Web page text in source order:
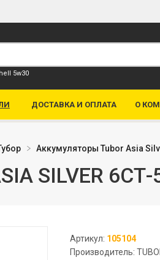
5w30
ДОСТАВКА И ОПЛАТА О
Аккумуляторы Tubor Asia
SILVER
Артикул: 105104
Производитель: